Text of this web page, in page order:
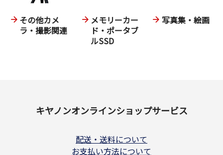
その他カメ
ラ・撮影関連
メモリーカー
ド・ポータブ
ルSSD
写真集・絵画
キヤノンオンラインショップサービス
配送・送料について
お支払い方法について